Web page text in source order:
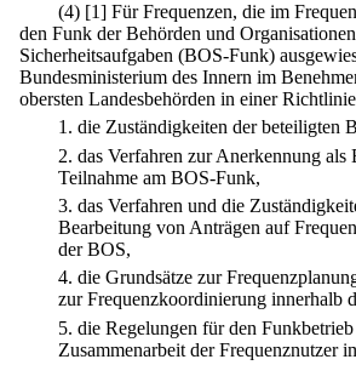
(4) [1] Für Frequenzen, die im
den Funk der Behörden und
Sicherheitsaufgaben (BOS-Funk)
Bundesministerium des Innern im
obersten Landesbehörden in einer
1. die Zuständigkeiten der beteiligten
2. das Verfahren zur Anerkennung als
Teilnahme am BOS-Funk,
3. das Verfahren und die
Bearbeitung von Anträgen auf
der BOS,
4. die Grundsätze zur
zur Frequenzkoordinierung innerhalb
5. die Regelungen für den
Zusammenarbeit der Frequenznutzer